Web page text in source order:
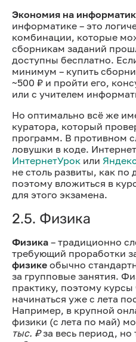
Экономия на
информатике – это
комбинации, которые
сборникам заданий
доступны бесплатно.
минимум – купить
~500 ₽ и пройти его,
или с учителем
Но оптимально всё же
куратора, который
программ. В противном
ловушки в коде.
ИнтернетУрок или Яндекс
не столь развиты, как
поэтому вложиться в
для этого экзамена.
2.5. Физика
Физика – традиционно
требующий проработки
физике обычно
за групповые занятия.
практику, поэтому
начинаться уже с лета
Например, в крупной
физики (с лета по май)
тыс. ₽за весь период, но